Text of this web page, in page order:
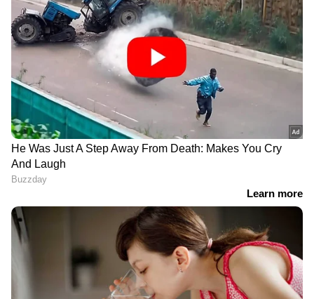
DOWNLOAD APP
Pravasi
Malayali News
ലോകവുമായി ബന്ധപ്പെടൂ.
Gulf News in Malayalam
ജീവിതാനുഭവങ്ങളും, അവരുടെ
വിജയകഥകളും വെല്ലുവിളികളുമൊക്കെ —
പ്രവാസലോകത്തിന്റെ സ്പന്ദനം നേരിട്ട്